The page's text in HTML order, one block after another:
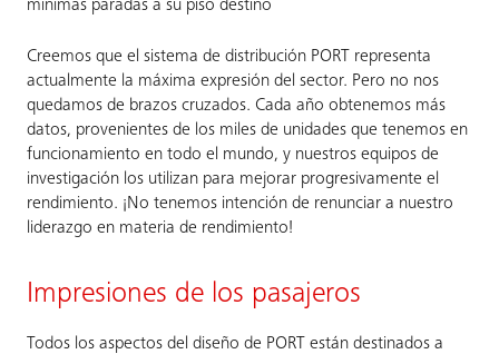
mínimas paradas a su piso destino
Creemos que el sistema de distribución PORT representa
actualmente la máxima expresión del sector. Pero no nos
quedamos de brazos cruzados. Cada año obtenemos más
datos, provenientes de los miles de unidades que tenemos en
funcionamiento en todo el mundo, y nuestros equipos de
investigación los utilizan para mejorar progresivamente el
rendimiento. ¡No tenemos intención de renunciar a nuestro
liderazgo en materia de rendimiento!
Impresiones de los pasajeros
Todos los aspectos del diseño de PORT están destinados a